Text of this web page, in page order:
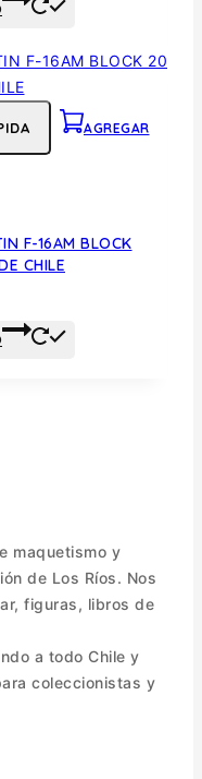
AGREGAR
F-16AM BLOCK
CHILE
maquetismo y
de Los Ríos. Nos
figuras, libros de
a todo Chile y
coleccionistas y